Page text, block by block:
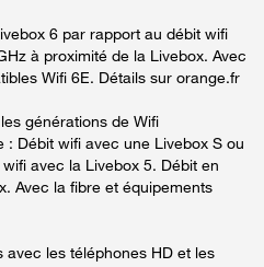
6 par rapport au débit wifi
à proximité de la Livebox. Avec
Wifi 6E. Détails sur orange.fr
générations de Wifi
: Débit wifi avec une Livebox S ou
avec la Livebox 5. Débit en
Avec la fibre et équipements
avec les téléphones HD et les